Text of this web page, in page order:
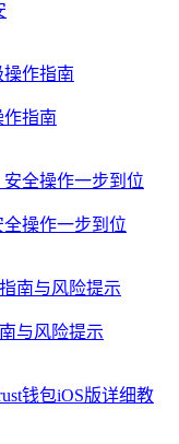
作指南
操作一步到位
与风险提示